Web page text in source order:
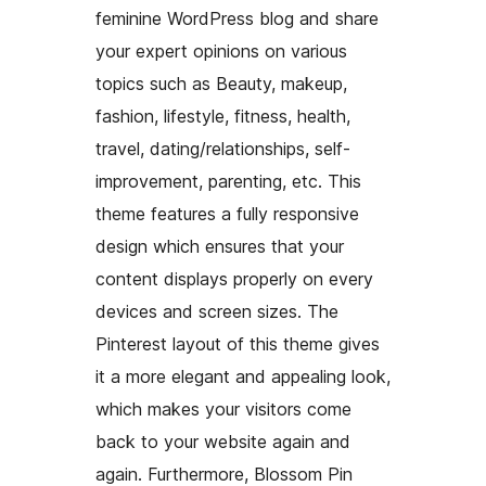
feminine WordPress blog and share
your expert opinions on various
topics such as Beauty, makeup,
fashion, lifestyle, fitness, health,
travel, dating/relationships, self-
improvement, parenting, etc. This
theme features a fully responsive
design which ensures that your
content displays properly on every
devices and screen sizes. The
Pinterest layout of this theme gives
it a more elegant and appealing look,
which makes your visitors come
back to your website again and
again. Furthermore, Blossom Pin